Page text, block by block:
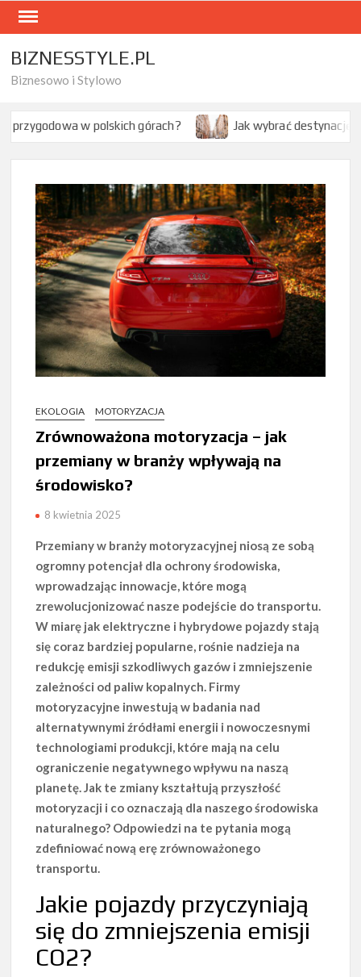
Skip
content
BIZNESSTYLE.PL
Biznesowo i Stylowo
górach? Jak wybrać destynację na citybreak w
EKOLOGIA MOTORYZACJA
Zrównoważona motoryzacja – jak
przemiany w branży wpływają na
środowisko?
8 kwietnia 2025
Przemiany w branży motoryzacyjnej niosą ze sobą
ogromny potencjał dla ochrony środowiska,
wprowadzając innowacje, które mogą
zrewolucjonizować nasze podejście do transportu.
W miarę jak elektryczne i hybrydowe pojazdy stają
się coraz bardziej popularne, rośnie nadzieja na
redukcję emisji szkodliwych gazów i zmniejszenie
zależności od paliw kopalnych. Firmy
motoryzacyjne inwestują w badania nad
alternatywnymi źródłami energii i nowoczesnymi
technologiami produkcji, które mają na celu
ograniczenie negatywnego wpływu na naszą
planetę. Jak te zmiany kształtują przyszłość
motoryzacji i co oznaczają dla naszego środowiska
naturalnego? Odpowiedzi na te pytania mogą
zdefiniować nową erę zrównoważonego
transportu.
Jakie pojazdy przyczyniają
się do zmniejszenia emisji
CO2?